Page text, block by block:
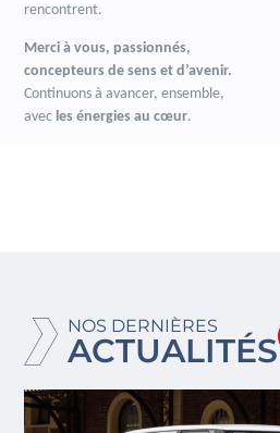
rencontrent.
Merci à vous, passionnés,
concepteurs de sens et d’avenir.
Continuons à avancer, ensemble,
avec les énergies au cœur.
NOS DERNIÈRES
ACTUALITÉS